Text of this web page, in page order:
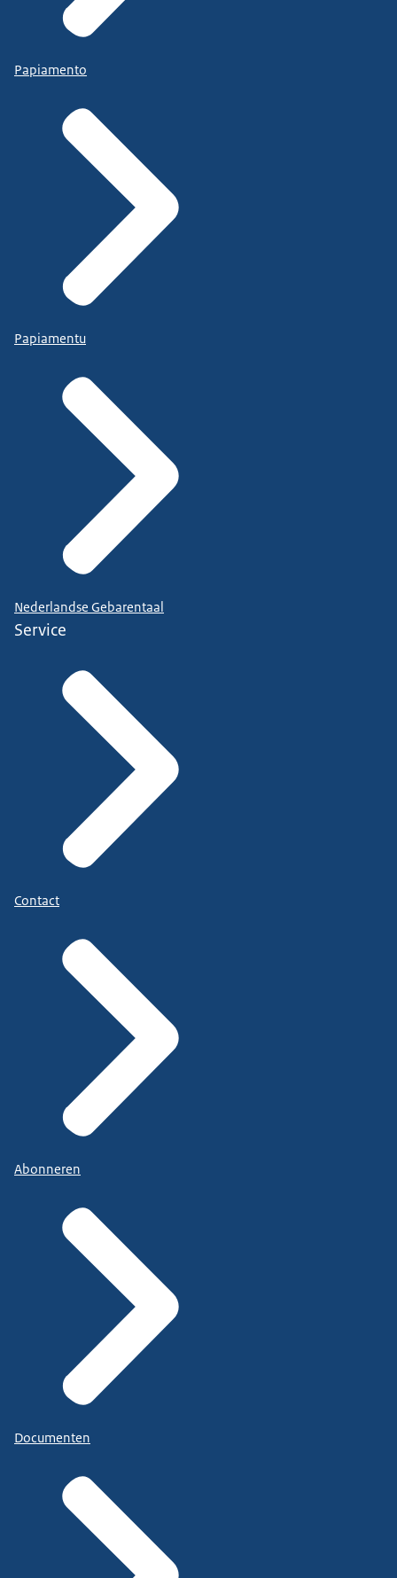
Papiamento
Papiamentu
Nederlandse Gebarentaal
Service
Contact
Abonneren
Documenten